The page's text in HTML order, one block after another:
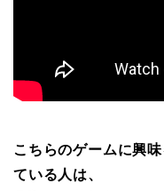
こちらのゲームに興
ている人は、